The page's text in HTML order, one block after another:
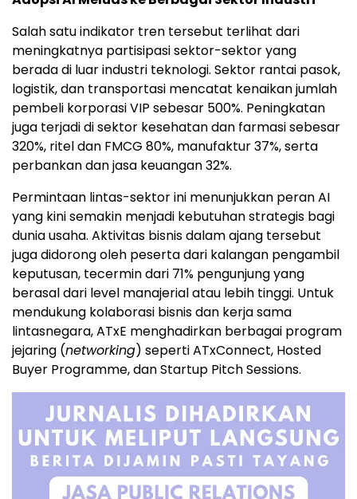
Salah satu indikator tren tersebut terlihat dari
meningkatnya partisipasi sektor-sektor yang
berada di luar industri teknologi. Sektor rantai pasok,
logistik, dan transportasi mencatat kenaikan jumlah
pembeli korporasi VIP sebesar 500%. Peningkatan
juga terjadi di sektor kesehatan dan farmasi sebesar
320%, ritel dan FMCG 80%, manufaktur 37%, serta
perbankan dan jasa keuangan 32%.
Permintaan lintas-sektor ini menunjukkan peran AI
yang kini semakin menjadi kebutuhan strategis bagi
dunia usaha. Aktivitas bisnis dalam ajang tersebut
juga didorong oleh peserta dari kalangan pengambil
keputusan, tecermin dari 71% pengunjung yang
berasal dari level manajerial atau lebih tinggi. Untuk
mendukung kolaborasi bisnis dan kerja sama
lintasnegara, ATxE menghadirkan berbagai program
jejaring (networking) seperti ATxConnect, Hosted
Buyer Programme, dan Startup Pitch Sessions.